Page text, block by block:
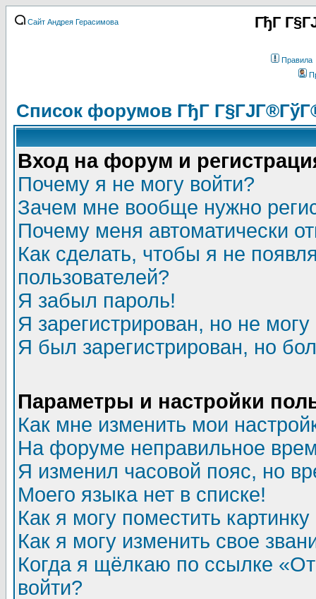
Сайт Андрея Герасимова ГђГ
Правила
Список форумов ГђГ
Вход на форум и
Почему я не могу войти?
Зачем мне вообще нужно
Почему меня автоматически
Как сделать, чтобы я не
пользователей?
Я забыл пароль!
Я зарегистрирован, но не могу
Я был зарегистрирован, но
Параметры и настройки
Как мне изменить мои
На форуме неправильное
Я изменил часовой пояс, но
Моего языка нет в списке!
Как я могу поместить
Как я могу изменить свое
Когда я щёлкаю по ссылке
войти?